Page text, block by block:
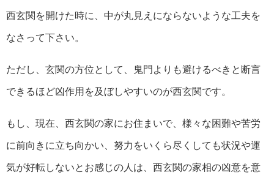
西玄関を開けた時に、中が丸見えにならないような工夫を
なさって下さい。
ただし、玄関の方位として、鬼門よりも避けるべきと断言
できるほど凶作用を及ぼしやすいのが西玄関です。
もし、現在、西玄関の家にお住まいで、様々な困難や苦労
に前向きに立ち向かい、努力をいくら尽くしても状況や運
気が好転しないとお感じの人は、西玄関の家相の凶意を意